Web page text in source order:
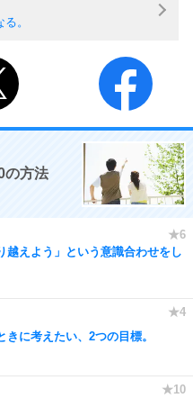
。
の方法
越えよう」という意識合わせをし
に考えたい、2つの目標。